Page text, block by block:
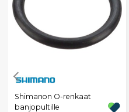
Shimanon O-renkaat
banjopultille